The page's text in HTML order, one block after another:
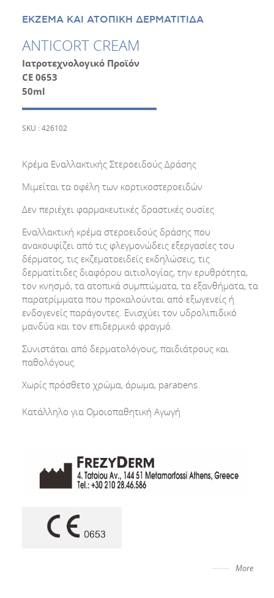
ΕΚΖΕΜΑ ΚΑΙ ΑΤΟΠΙΚΗ ΔΕΡΜΑΤΙΤΙΔΑ
ANTICORT CREAM
Ιατροτεχνολογικό Προϊόν
CE 0653
50ml
SKU : 426102
Κρέµα Εναλλακτικής Στεροειδούς Δράσης
Μιμείται τα οφέλη των κορτικοστεροειδών
Δεν περιέχει φαρµακευτικές δραστικές ουσίες
Εναλλακτική κρέμα στεροειδούς δράσης που
ανακουφίζει από τις φλεγμονώδεις εξεργασίες του
δέρματος, τις εκζεματοειδείς εκδηλώσεις, τις
δερματίτιδες διαφόρου αιτιολογίας, την ερυθρότητα,
τον κνησμό, τα ατοπικά συμπτώματα, τα εξανθήματα, τα
παρατρίμματα που προκαλούνται από εξωγενείς ή
ενδογενείς παράγοντες. Ενισχύει τον υδρολιπιδικό
μανδύα και τον επιδερμικό φραγμό.
Συνιστάται από δερματολόγους, παιδιάτρους και
παθολόγους.
Χωρίς πρόσθετο χρώμα, άρωμα, parabens.
Κατάλληλο για Ομοιοπαθητική Αγωγή
More